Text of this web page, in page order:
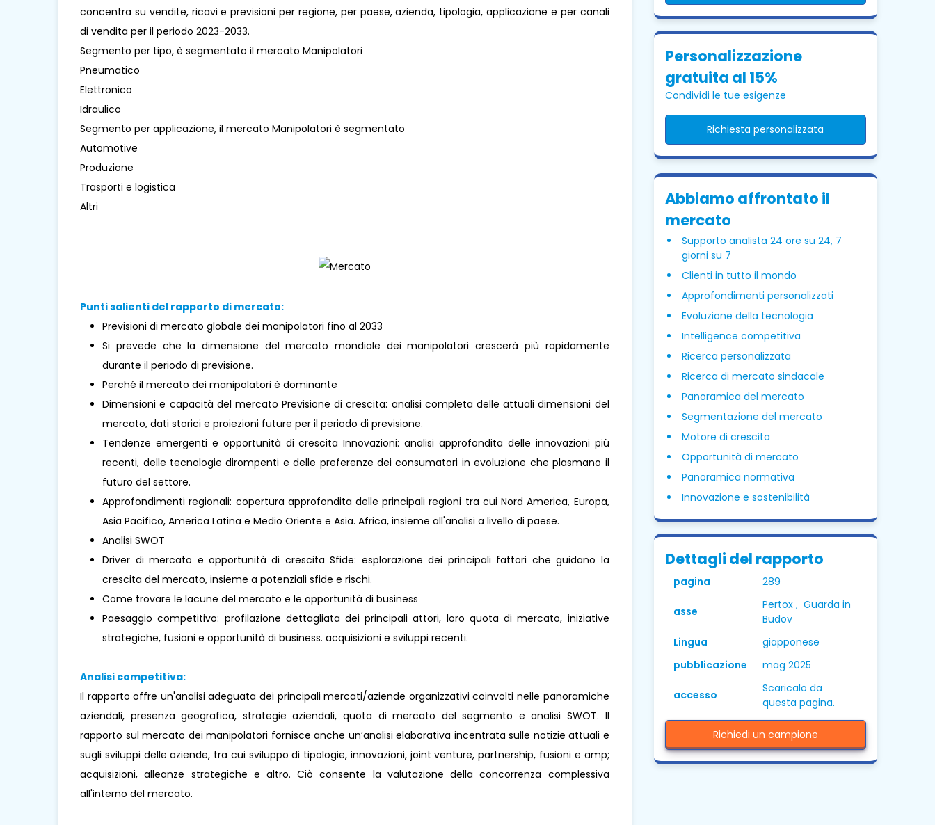
concentra su vendite, ricavi e previsioni per regione, per paese, azienda, tipologia, applicazione e per canali
di vendita per il periodo 2023-2033.
Segmento per tipo, è segmentato il mercato Manipolatori
Pneumatico
Elettronico
Idraulico
Segmento per applicazione, il mercato Manipolatori è segmentato
Automotive
Produzione
Trasporti e logistica
Altri
Punti salienti del rapporto di mercato:
Previsioni di mercato globale dei manipolatori fino al 2033
Si prevede che la dimensione del mercato mondiale dei manipolatori crescerà più rapidamente
durante il periodo di previsione.
Perché il mercato dei manipolatori è dominante
Dimensioni e capacità del mercato Previsione di crescita: analisi completa delle attuali dimensioni del
mercato, dati storici e proiezioni future per il periodo di previsione.
Tendenze emergenti e opportunità di crescita Innovazioni: analisi approfondita delle innovazioni più
recenti, delle tecnologie dirompenti e delle preferenze dei consumatori in evoluzione che plasmano il
futuro del settore.
Approfondimenti regionali: copertura approfondita delle principali regioni tra cui Nord America, Europa,
Asia Pacifico, America Latina e Medio Oriente e Asia. Africa, insieme all'analisi a livello di paese.
Analisi SWOT
Driver di mercato e opportunità di crescita Sfide: esplorazione dei principali fattori che guidano la
crescita del mercato, insieme a potenziali sfide e rischi.
Come trovare le lacune del mercato e le opportunità di business
Paesaggio competitivo: profilazione dettagliata dei principali attori, loro quota di mercato, iniziative
strategiche, fusioni e opportunità di business. acquisizioni e sviluppi recenti.
Analisi competitiva:
Il rapporto offre un'analisi adeguata dei principali mercati/aziende organizzativi coinvolti nelle panoramiche
aziendali, presenza geografica, strategie aziendali, quota di mercato del segmento e analisi SWOT. Il
rapporto sul mercato dei manipolatori fornisce anche un’analisi elaborativa incentrata sulle notizie attuali e
sugli sviluppi delle aziende, tra cui sviluppo di tipologie, innovazioni, joint venture, partnership, fusioni e amp;
acquisizioni, alleanze strategiche e altro. Ciò consente la valutazione della concorrenza complessiva
all'interno del mercato.
Personalizzazione
gratuita al 15%
Condividi le tue esigenze
Richiesta personalizzata
Abbiamo affrontato il
mercato
Supporto analista 24 ore su 24, 7
giorni su 7
Clienti in tutto il mondo
Approfondimenti personalizzati
Evoluzione della tecnologia
Intelligence competitiva
Ricerca personalizzata
Ricerca di mercato sindacale
Panoramica del mercato
Segmentazione del mercato
Motore di crescita
Opportunità di mercato
Panoramica normativa
Innovazione e sostenibilità
Dettagli del rapporto
pagina 289
asse
Pertox , Guarda in
Budov
Lingua
giapponese
pubblicazione
mag 2025
accesso
Scaricalo da
questa pagina.
Richiedi un campione